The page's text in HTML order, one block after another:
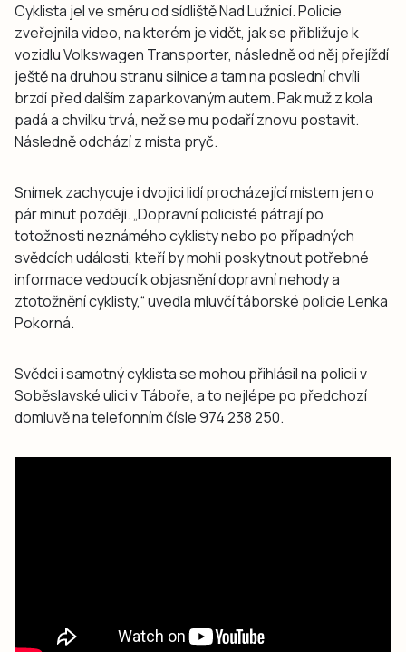
Cyklista jel ve směru od sídliště Nad Lužnicí. Policie
zveřejnila video, na kterém je vidět, jak se přibližuje k
vozidlu Volkswagen Transporter, následně od něj přejíždí
ještě na druhou stranu silnice a tam na poslední chvíli
brzdí před dalším zaparkovaným autem. Pak muž z kola
padá a chvilku trvá, než se mu podaří znovu postavit.
Následně odchází z místa pryč.
Snímek zachycuje i dvojici lidí procházející místem jen o
pár minut později. „Dopravní policisté pátrají po
totožnosti neznámého cyklisty nebo po případných
svědcích události, kteří by mohli poskytnout potřebné
informace vedoucí k objasnění dopravní nehody a
ztotožnění cyklisty,“ uvedla mluvčí táborské policie Lenka
Pokorná.
Svědci i samotný cyklista se mohou přihlásil na policii v
Soběslavské ulici v Táboře, a to nejlépe po předchozí
domluvě na telefonním čísle 974 238 250.